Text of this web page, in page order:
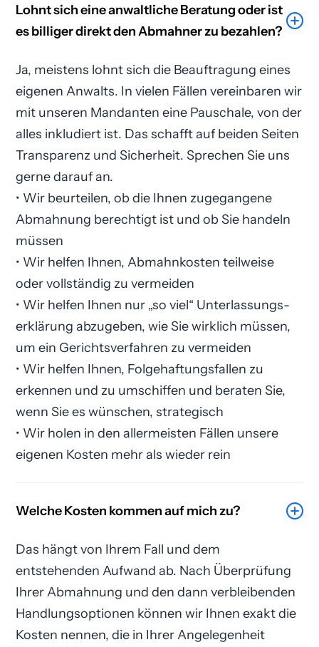
Lohnt sich eine anwaltliche Beratung oder ist
es billiger direkt den Abmahner zu bezahlen?
Ja, meistens lohnt sich die Beauftragung eines
eigenen Anwalts. In vielen Fällen vereinbaren wir
mit unseren Mandanten eine Pauschale, von der
alles inkludiert ist. Das schafft auf beiden Seiten
Transparenz und Sicherheit. Sprechen Sie uns
gerne darauf an.
• Wir beurteilen, ob die Ihnen zugegangene
Abmahnung berechtigt ist und ob Sie handeln
müssen
• Wir helfen Ihnen, Abmahnkosten teilweise
oder vollständig zu vermeiden
• Wir helfen Ihnen nur „so viel“ Unterlassungs­
erklärung abzugeben, wie Sie wirklich müssen,
um ein Gerichtsverfahren zu vermeiden
• Wir helfen Ihnen, Folgehaftungsfallen zu
erkennen und zu umschiffen und beraten Sie,
wenn Sie es wünschen, strategisch
• Wir holen in den allermeisten Fällen unsere
eigenen Kosten mehr als wieder rein
Welche Kosten kommen auf mich zu?
Das hängt von Ihrem Fall und dem
entstehenden Aufwand ab. Nach Überprüfung
Ihrer Abmahnung und den dann verbleibenden
Handlungsoptionen können wir Ihnen exakt die
Kosten nennen, die in Ihrer Angelegenheit